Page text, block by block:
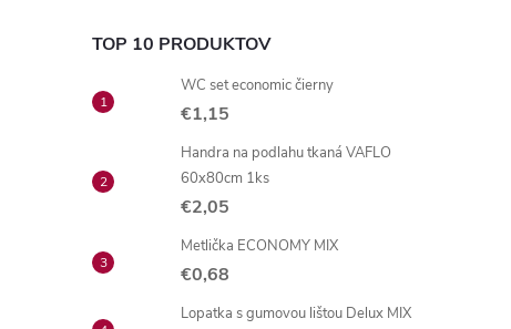
TOP 10 PRODUKTOV
WC set economic čierny
€1,15
Handra na podlahu tkaná VAFLO
60x80cm 1ks
€2,05
Metlička ECONOMY MIX
€0,68
Lopatka s gumovou lištou Delux MIX